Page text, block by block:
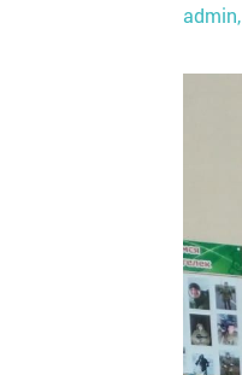
admin,